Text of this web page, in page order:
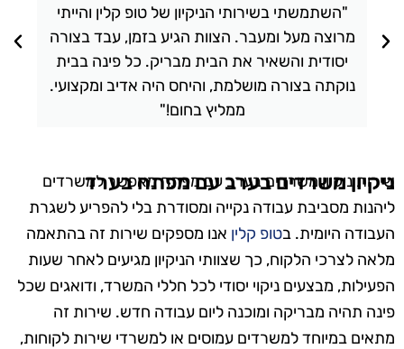
"השתמשתי בשירותי הניקיון של טופ קלין והייתי
מרוצה מעל ומעבר. הצוות הגיע בזמן, עבד בצורה
יסודית והשאיר את הבית מבריק. כל פינה בבית
נוקתה בצורה מושלמת, והיחס היה אדיב ומקצועי.
ממליץ בחום!"
ניקיון משרדים בערב עם מפתח בערד
שירות ניקיון משרדים בערב עם מפתח מאפשר למשרדים
ליהנות מסביבת עבודה נקייה ומסודרת בלי להפריע לשגרת
העבודה היומית. בטופ קלין אנו מספקים שירות זה בהתאמה
מלאה לצרכי הלקוח, כך שצוותי הניקיון מגיעים לאחר שעות
הפעילות, מבצעים ניקוי יסודי לכל חללי המשרד, ודואגים שכל
פינה תהיה מבריקה ומוכנה ליום עבודה חדש. שירות זה
מתאים במיוחד למשרדים עמוסים או למשרדי שירות לקוחות,